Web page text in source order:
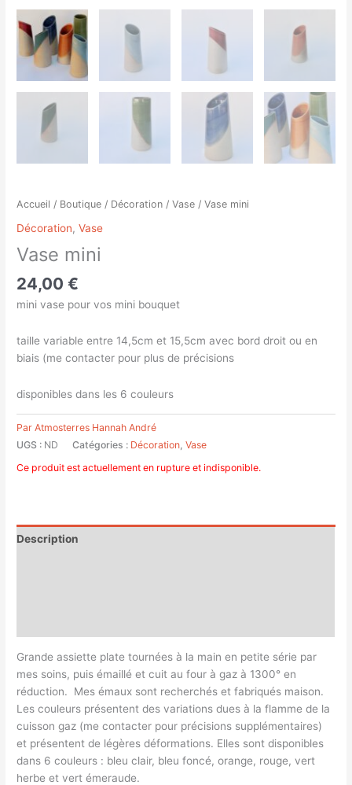
Accueil / Boutique / Décoration /Vase / Vase mini
Décoration,Vase
Vase mini
24,00€
mini vase pour vos mini bouquet
taille variable entre 14,5cm et 15,5cm avec bord droit ou en
biais (me contacter pour plus de précisions
disponibles dans les 6 couleurs
Par Atmosterres Hannah André
UGS : ND Catégories : Décoration ,Vase
Ce produit est actuellement en rupture et indisponible.
Description
Grande assiette plate tournées à la main en petite série par
mes soins, puis émaillé et cuit au four à gaz à 1300° en
réduction. Mes émaux sont recherchés et fabriqués maison.
Les couleurs présentent des variations dues à la flamme de la
cuisson gaz (me contacter pour précisions supplémentaires)
et présentent de légères déformations. Elles sont disponibles
dans 6 couleurs : bleu clair, bleu foncé, orange, rouge, vert
herbe et vert émeraude.